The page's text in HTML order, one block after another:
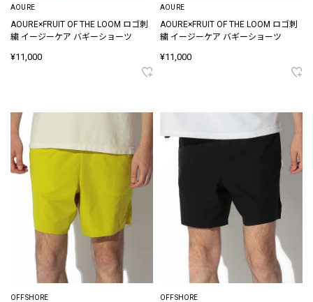
AOURE
AOURE×FRUIT OF THE LOOM ロゴ刺
繍 イージーケア バギーショーツ
¥11,000
AOURE
AOURE×FRUIT OF THE LOOM ロゴ刺
繍 イージーケア バギーショーツ
¥11,000
OFFSHORE OFFSHORE